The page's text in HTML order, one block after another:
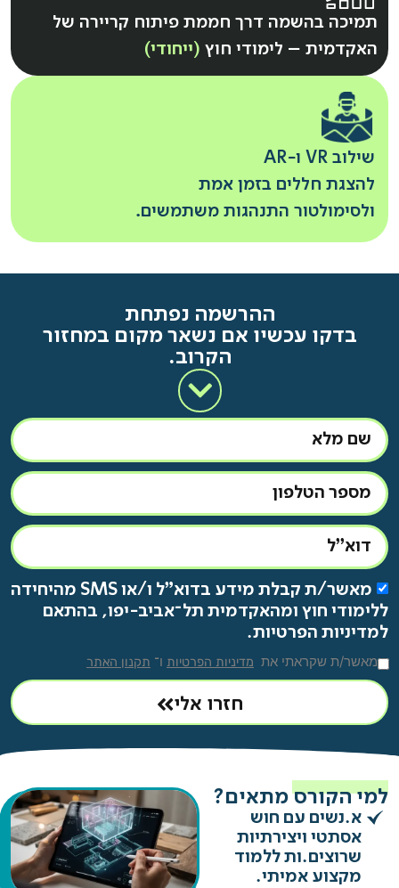
תמיכה בהשמה דרך חממת פיתוח קריירה של
האקדמית – לימודי חוץ (ייחודי)
שילוב VR ו-AR
להצגת חללים בזמן אמת
ולסימולטור התנהגות משתמשים.
ההרשמה נפתחת
בדקו עכשיו אם נשאר מקום במחזור
הקרוב.
מאשר/ת קבלת מידע בדוא"ל ו/או SMS מהיחידה
ללימודי חוץ ומהאקדמית תל־אביב-יפו, בהתאם
למדיניות הפרטיות.
מאשר/ת שקראתי את מדיניות הפרטיות ו־ תקנון האתר
חזרו אלי
למי הקורס מתאים?
א.נשים עם חוש
אסתטי ויצירתיות
שרוצים.ות ללמוד
מקצוע אמיתי.